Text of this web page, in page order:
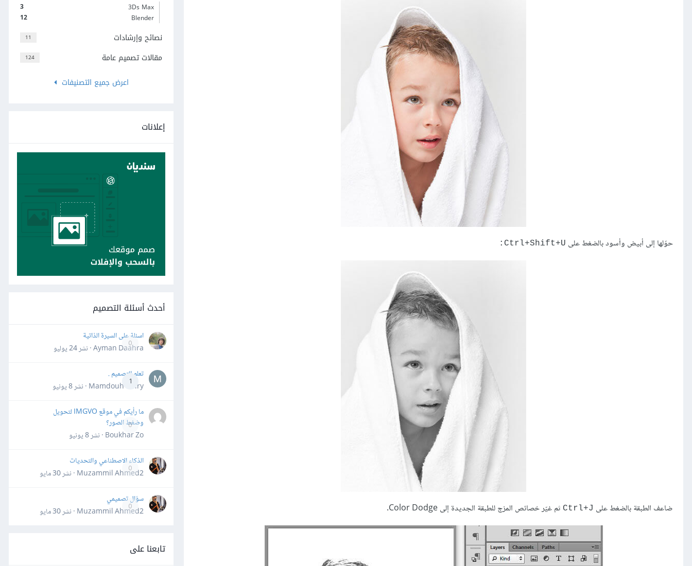
حوّلها إلى أبيض وأسود بالضغط على Ctrl+Shift+U:
ضاعف الطبقة بالضغط على Ctrl+J ثم غيّر خصائص المزج للطبقة الجديدة إلى Color Dodge.
3
3Ds Max
12
Blender
11 نصائح وإرشادات
124
مقالات تصميم عامة
اعرض جميع التصنيفات
إعلانات
أحدث أسئلة التصميم
0
اسئلة على السيرة الذاتية
Ayman Daahra · نشر
24 يوليو
1
تعلم التصميم .
Mamdouh Khiry · نشر
8 يونيو
0
ما رأيكم في موقع IMGVO لتحويل
وضغط الصور؟
Boukhar Zo · نشر
8 يونيو
0
الذكاء الاصطناعي والتحديات
Muzammil Ahmed2 · نشر
30 مايو
0
سؤال تصميمي
Muzammil Ahmed2 · نشر
30 مايو
تابعنا على